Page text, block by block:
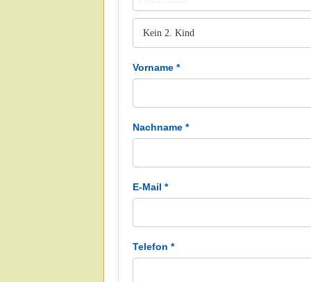
Vorname *
Nachname *
E-Mail *
Telefon *